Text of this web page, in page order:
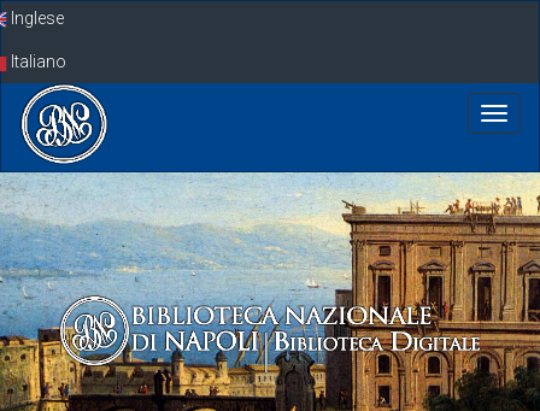
SkipInglese
Italiano